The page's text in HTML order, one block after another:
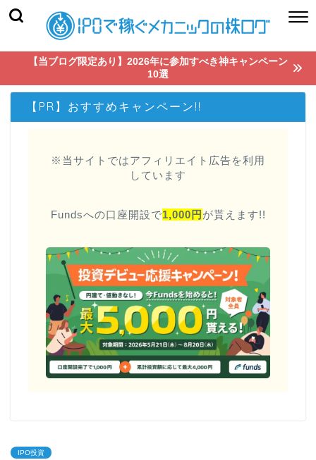
【当ブログ限定あり】2026年に参加すべき神キャンペーン
10選
【PR】おすすめキャンペーン!!
※当サイトではアフィリエイト広告を利用
しています
Fundsへの口座開設で1,000円 が貰えます!!
IPO投資